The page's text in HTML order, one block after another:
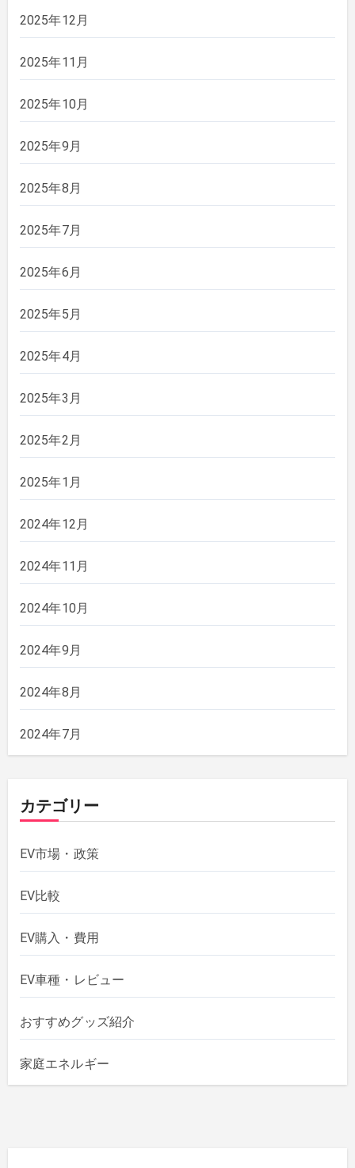
2025年12月
2025年11月
2025年10月
2025年9月
2025年8月
2025年7月
2025年6月
2025年5月
2025年4月
2025年3月
2025年2月
2025年1月
2024年12月
2024年11月
2024年10月
2024年9月
2024年8月
2024年7月
カテゴリー
EV市場・政策
EV比較
EV購入・費用
EV車種・レビュー
おすすめグッズ紹介
家庭エネルギー